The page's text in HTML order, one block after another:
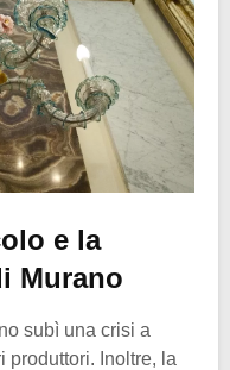
e la
Murano
subì una crisi a
produttori. Inoltre, la